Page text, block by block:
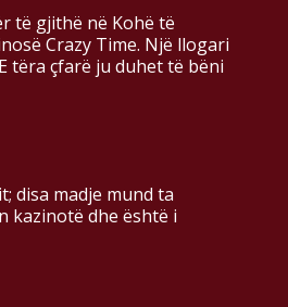
të gjithë në Kohë të
Crazy Time. Një llogari
tëra çfarë ju duhet të bëni
disa madje mund ta
kazinotë dhe është i